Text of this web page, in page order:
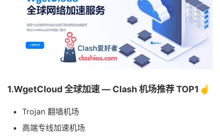
1.WgetCloud 全球加速 — Clash 机场推荐 TOP1☝️
Trojan 翻墙机场
高端专线加速机场